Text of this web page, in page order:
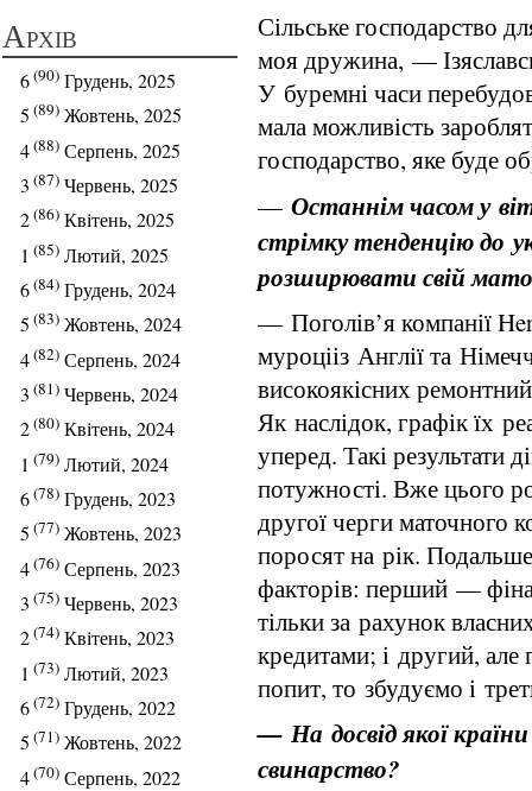
Архів
6(90) Грудень, 2025
5 (89) Жовтень, 2025
4(88) Серпень, 2025
3 (87) Червень, 2025
2(86) Квітень, 2025
1 (85) Лютий, 2025
6(84) Грудень, 2024
5 (83) Жовтень, 2024
4(82) Серпень, 2024
3 (81) Червень, 2024
2(80) Квітень, 2024
1 (79) Лютий, 2024
6(78) Грудень, 2023
5 (77) Жовтень, 2023
4(76) Серпень, 2023
3 (75) Червень, 2023
2(74) Квітень, 2023
1 (73) Лютий, 2023
6(72) Грудень, 2022
5 (71) Жовтень, 2022
4(70) Серпень, 2022
Сільське господарство
моя дружина, —
У буремні часи
мала можливість
господарство, яке буде
— Останнім часом у
стрімку тенденцію до
розширювати свій
— Поголів’я компанії
муроцііз Англії та
високоякісних
Як наслідок, графік їх
уперед. Такі результати
потужності. Вже цього
другої черги маточного
поросят на рік.
факторів: перший —
тільки за рахунок
кредитами; і другий,
попит, то збудуємо і
— На досвід якої
свинарство?